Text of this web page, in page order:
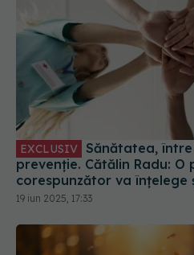
EXCLUSIV
prevenție. Cătălin Radu: O
corespunzător va înțelege
19 iun 2025, 17:33